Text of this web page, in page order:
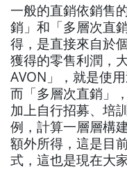
一般的直銷依銷售
銷」和「多層次直
得，是直接來自於
獲得的零售利潤，
AVON」，就是使
而「多層次直銷」
加上自行招募、培
例，計算一層層構
額外所得，這是目
式，這也是現在大